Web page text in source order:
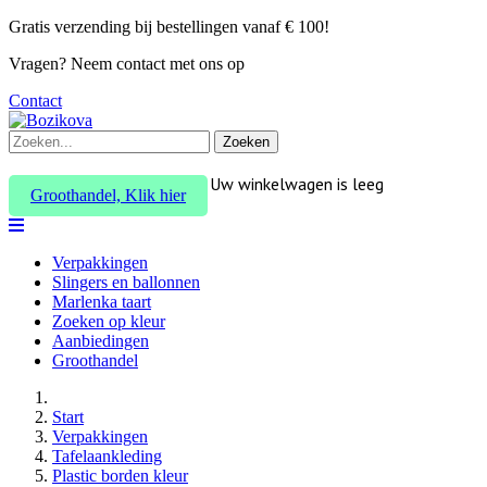
Gratis verzending bij bestellingen vanaf € 100!
Vragen? Neem contact met ons op
Contact
Zoeken
Groothandel, Klik hier
Uw winkelwagen is leeg
Verpakkingen
Slingers en ballonnen
Marlenka taart
Zoeken op kleur
Aanbiedingen
Groothandel
Start
Verpakkingen
Tafelaankleding
Plastic borden kleur